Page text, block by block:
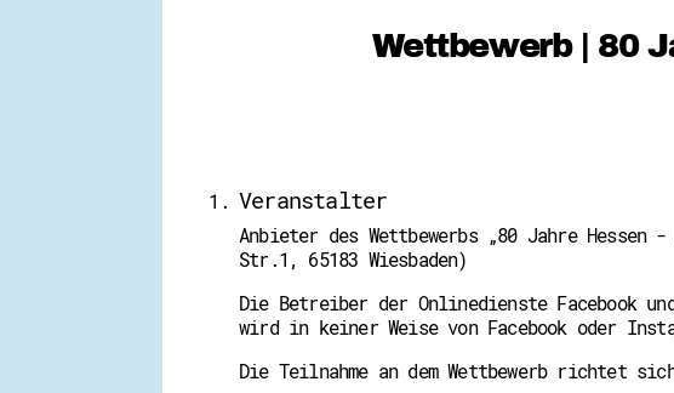
Wettbewerb | 80
Veranstalter
Anbieter des Wettbewerbs „80 Jahre
Str.1, 65183 Wiesbaden)
Die Betreiber der Onlinedienste Facebook
wird in keiner Weise von Facebook oder
Die Teilnahme an dem Wettbewerb richtet